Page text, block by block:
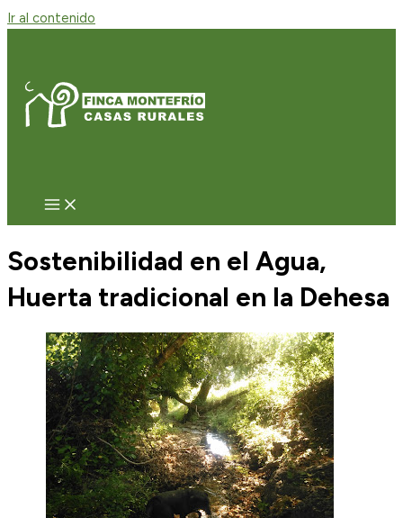
Ir al contenido
Sostenibilidad en el Agua,
Huerta tradicional en la Dehesa